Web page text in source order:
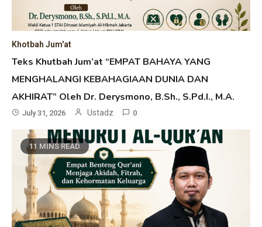
Khotbah Jum'at
Teks Khutbah Jum’at “EMPAT BAHAYA YANG
MENGHALANGI KEBAHAGIAAN DUNIA DAN
AKHIRAT” Oleh Dr. Derysmono, B.Sh., S.Pd.I., M.A.
July 31, 2026 Ustadz 0
11 MINS READ